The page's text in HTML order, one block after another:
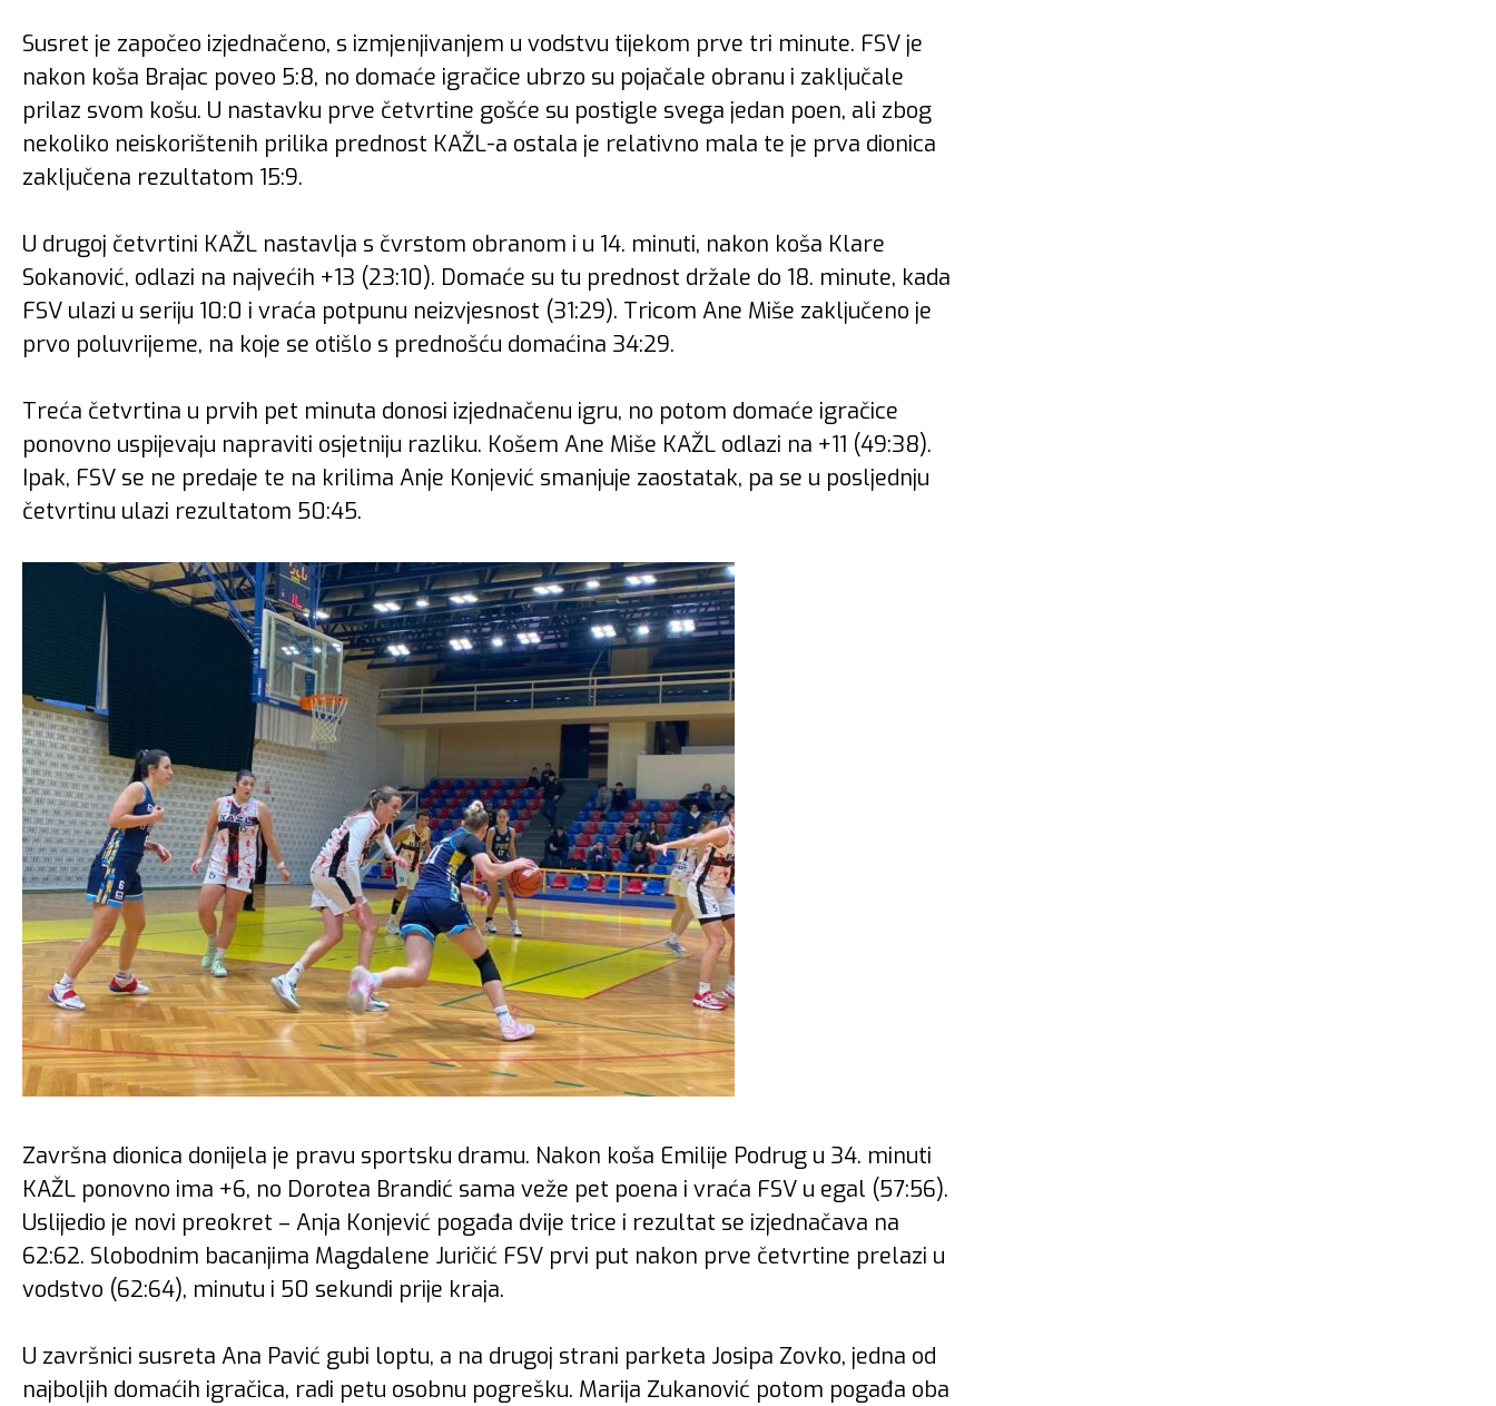
Susret je započeo izjednačeno, s izmjenjivanjem u vodstvu tijekom prve tri minute. FSV je
nakon koša Brajac poveo 5:8, no domaće igračice ubrzo su pojačale obranu i zaključale
prilaz svom košu. U nastavku prve četvrtine gošće su postigle svega jedan poen, ali zbog
nekoliko neiskorištenih prilika prednost KAŽL-a ostala je relativno mala te je prva dionica
zaključena rezultatom 15:9.
U drugoj četvrtini KAŽL nastavlja s čvrstom obranom i u 14. minuti, nakon koša Klare
Sokanović, odlazi na najvećih +13 (23:10). Domaće su tu prednost držale do 18. minute, kada
FSV ulazi u seriju 10:0 i vraća potpunu neizvjesnost (31:29). Tricom Ane Miše zaključeno je
prvo poluvrijeme, na koje se otišlo s prednošću domaćina 34:29.
Treća četvrtina u prvih pet minuta donosi izjednačenu igru, no potom domaće igračice
ponovno uspijevaju napraviti osjetniju razliku. Košem Ane Miše KAŽL odlazi na +11 (49:38).
Ipak, FSV se ne predaje te na krilima Anje Konjević smanjuje zaostatak, pa se u posljednju
četvrtinu ulazi rezultatom 50:45.
Završna dionica donijela je pravu sportsku dramu. Nakon koša Emilije Podrug u 34. minuti
KAŽL ponovno ima +6, no Dorotea Brandić sama veže pet poena i vraća FSV u egal (57:56).
Uslijedio je novi preokret – Anja Konjević pogađa dvije trice i rezultat se izjednačava na
62:62. Slobodnim bacanjima Magdalene Juričić FSV prvi put nakon prve četvrtine prelazi u
vodstvo (62:64), minutu i 50 sekundi prije kraja.
U završnici susreta Ana Pavić gubi loptu, a na drugoj strani parketa Josipa Zovko, jedna od
najboljih domaćih igračica, radi petu osobnu pogrešku. Marija Zukanović potom pogađa oba